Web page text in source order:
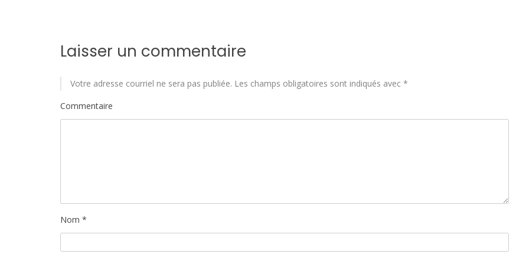
c
l
e
Laisser un commentaire
Votre adresse courriel ne sera pas publiée. Les champs obligatoires sont indiqués avec *
Commentaire
Nom *